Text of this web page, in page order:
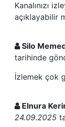
TRT
TLC
Kanalınızı
açıklayabilir
Silo
tarihinde
İzlemek çok
Elnura
24.09.2025